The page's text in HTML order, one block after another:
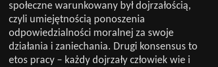
społeczne warunkowany był dojrzałością,
czyli umiejętnością ponoszenia
odpowiedzialności moralnej za swoje
działania i zaniechania. Drugi konsensus to
etos pracy – każdy dojrzały człowiek wie i